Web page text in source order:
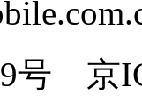
号 京